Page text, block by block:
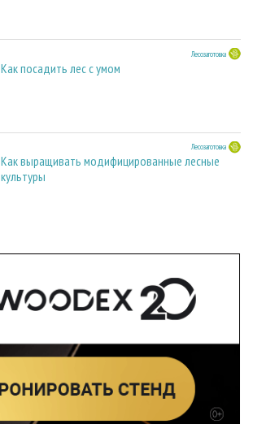
Лесозаготовка
Как посадить лес с умом
Лесозаготовка
Как выращивать модифицированные лесные
культуры